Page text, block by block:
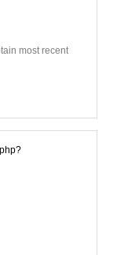
most recent